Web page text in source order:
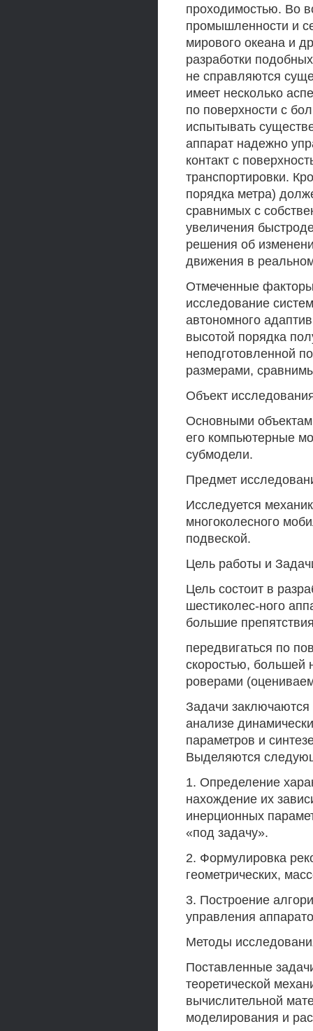
проходимостью. Во
промышленности и
мирового океана и
разработки
не справляются
имеет несколько
по поверхности с
испытывать
аппарат надежно
контакт с
транспортировки.
порядка метра)
сравнимых с
увеличения
решения об
движения в
Отмеченные
исследование
автономного
высотой порядка
неподготовленной
размерами,
Объект
Основными
его компьютерные
субмодели.
Предмет
Исследуется
многоколесного
подвеской.
Цель работы и
Цель состоит в
шестиколес-ного
большие
передвигаться по
скоростью,
роверами
Задачи
анализе
параметров и
Выделяются
1. Определение
нахождение их
инерционных
«под задачу».
2. Формулировка
геометрических,
3. Построение
управления
Методы
Поставленные
теоретической
вычислительной
моделирования и